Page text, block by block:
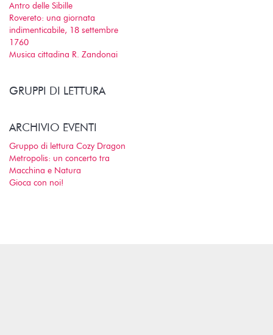
Antro delle Sibille
Rovereto: una giornata
indimenticabile, 18 settembre
1760
Musica cittadina R. Zandonai
GRUPPI DI LETTURA
ARCHIVIO EVENTI
Gruppo di lettura Cozy Dragon
Metropolis: un concerto tra
Macchina e Natura
Gioca con noi!